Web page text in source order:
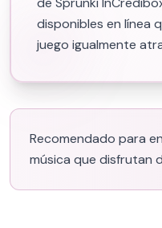
disponibles en línea
juego igualmente
Recomendado para
música que disfrutan